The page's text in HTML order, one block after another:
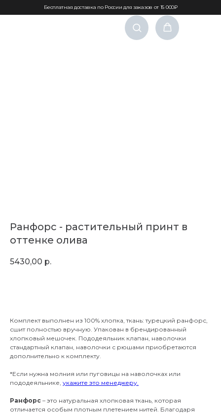
Бесплатная доставка по России для заказов от 15 000₽
Ранфорс - растительный принт в
оттенке олива
5430,00 р.
Комплект выполнен из 100% хлопка, ткань: турецкий ранфорс,
сшит полностью вручную. Упакован в брендированный
хлопковый мешочек. Пододеяльник клапан, наволочки
стандартный клапан, наволочки с рюшами приобретаются
дополнительно к комплекту.
*Если нужна молния или пуговицы на наволочках или
пододеяльнике, укажите это менеджеру.
Ранфорс – это натуральная хлопковая ткань, которая
отличается особым плотным плетением нитей. Благодаря